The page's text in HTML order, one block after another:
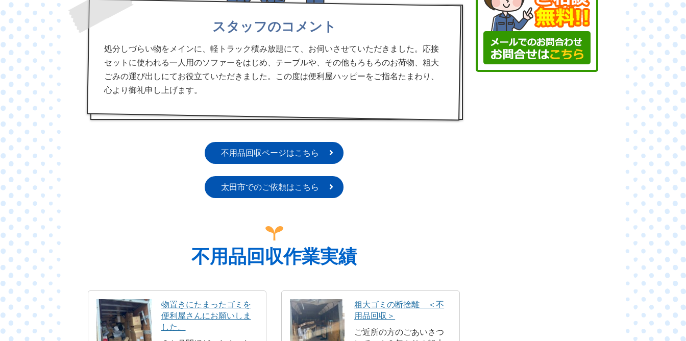
スタッフのコメント
処分しづらい物をメインに、軽トラック積み放題にて、お伺いさせていただきました。応接
セットに使われる一人用のソファーをはじめ、テーブルや、その他もろもろのお荷物、粗大
ごみの運び出しにてお役立ていただきました。この度は便利屋ハッピーをご指名たまわり、
心より御礼申し上げます。
不用品回収ページはこちら
太田市でのご依頼はこちら
不用品回収作業実績
物置きにたまったゴミを
便利屋さんにお願いしま
した。
粗大ゴミの断捨離 ＜不
用品回収＞
ご近所の方のごあいさつ